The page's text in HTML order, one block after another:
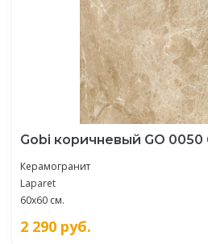
Gobi коричневый GO 0050
Керамогранит
Laparet
60x60 см.
2 290 руб.